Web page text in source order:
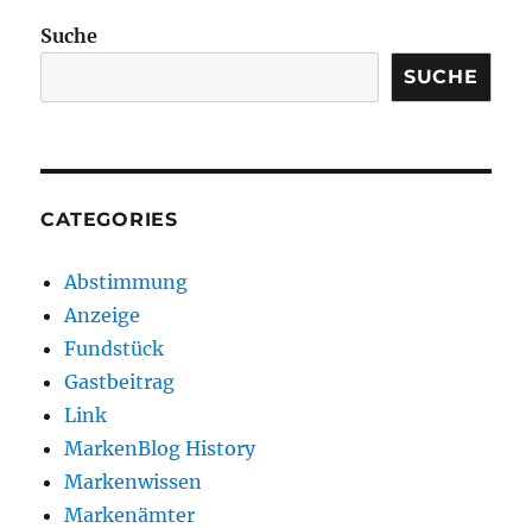
Suche
SUCHE
CATEGORIES
Abstimmung
Anzeige
Fundstück
Gastbeitrag
Link
MarkenBlog History
Markenwissen
Markenämter